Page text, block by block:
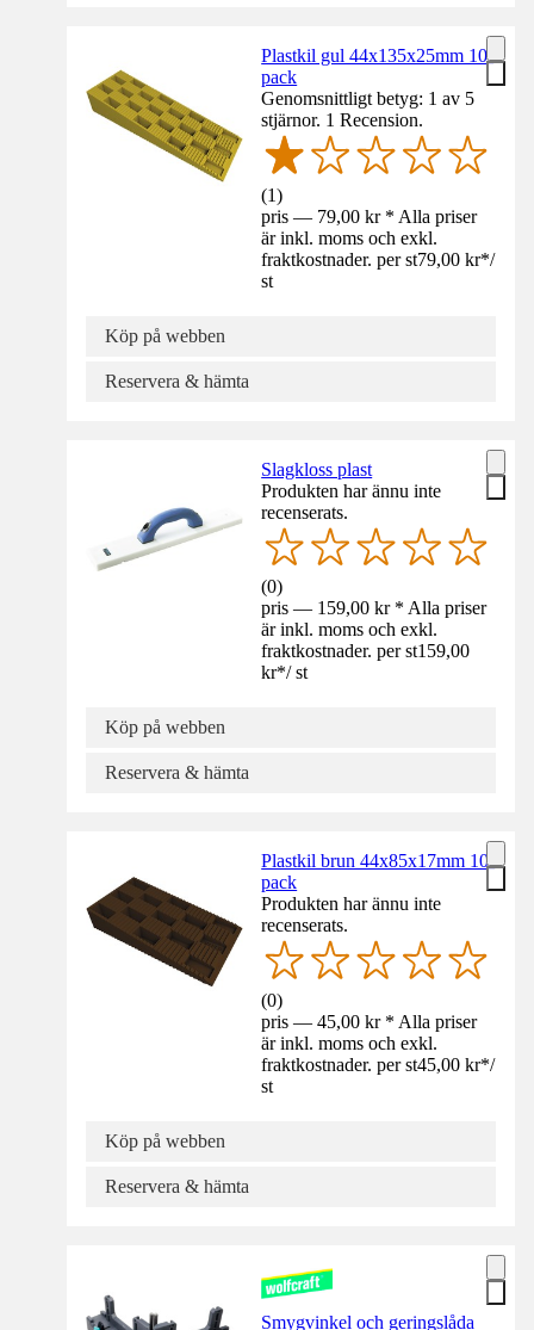
Plastkil gul 44x135x25mm 10-
pack
Genomsnittligt betyg: 1 av 5
stjärnor. 1 Recension.
(1)
pris — 79,00 kr * Alla priser
är inkl. moms och exkl.
fraktkostnader. per st79,00 kr*/
st
Köp på webben
Reservera & hämta
Slagkloss plast
Produkten har ännu inte
recenserats.
(0)
pris — 159,00 kr * Alla priser
är inkl. moms och exkl.
fraktkostnader. per st159,00
kr*/ st
Köp på webben
Reservera & hämta
Plastkil brun 44x85x17mm 10-
pack
Produkten har ännu inte
recenserats.
(0)
pris — 45,00 kr * Alla priser
är inkl. moms och exkl.
fraktkostnader. per st45,00 kr*/
st
Köp på webben
Reservera & hämta
Smygvinkel och geringslåda